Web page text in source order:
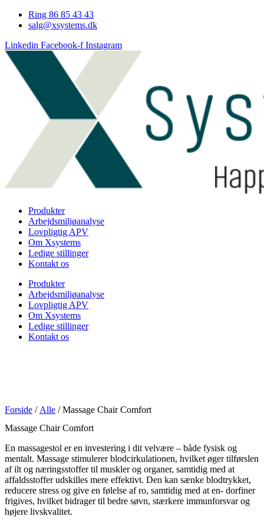
VidereRing 86 85 43 43
salg@xsystems.dk
Linkedin Facebook-f Instagram
Produkter
Arbejdsmiljøanalyse
Lovpligtig APV
Om Xsystems
Ledige stillinger
Kontakt os
Produkter
Arbejdsmiljøanalyse
Lovpligtig APV
Om Xsystems
Ledige stillinger
Kontakt os
Forside / Alle / Massage Chair Comfort
Massage Chair Comfort
En massagestol er en investering i dit velvære – både fysisk og
mentalt. Massage stimulerer blodcirkulationen, hvilket øger tilførslen
af ilt og næringsstoffer til muskler og organer, samtidig med at
affaldsstoffer udskilles mere effektivt. Den kan sænke blodtrykket,
reducere stress og give en følelse af ro, samtidig med at en- dorfiner
frigives, hvilket bidrager til bedre søvn, stærkere immunforsvar og
højere livskvalitet.